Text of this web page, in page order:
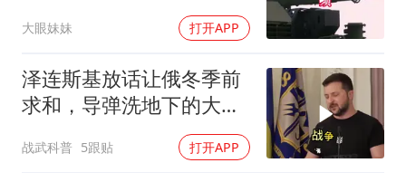
大眼妹妹 打开APP
泽连斯基放话让俄冬季前
求和，导弹洗地下的大饼
战武科普 5跟贴 打开APP